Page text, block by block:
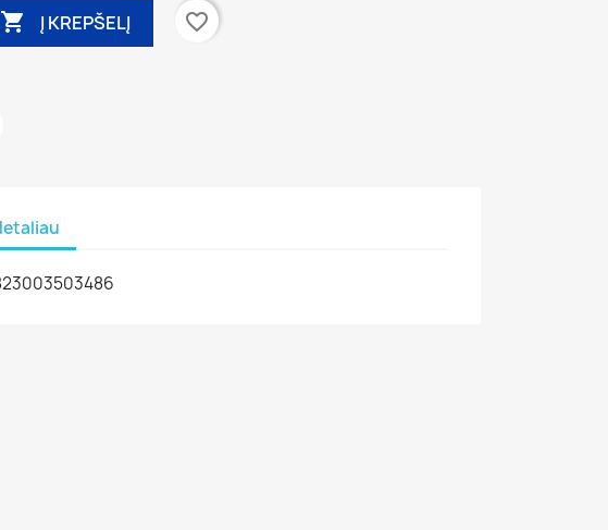
 Į KREPŠELĮ favorite_border